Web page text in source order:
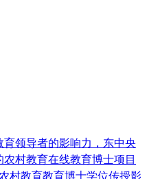
领导者的影响力，东中央
村教育在线教育博士项目
村教育教育博士学位传授影